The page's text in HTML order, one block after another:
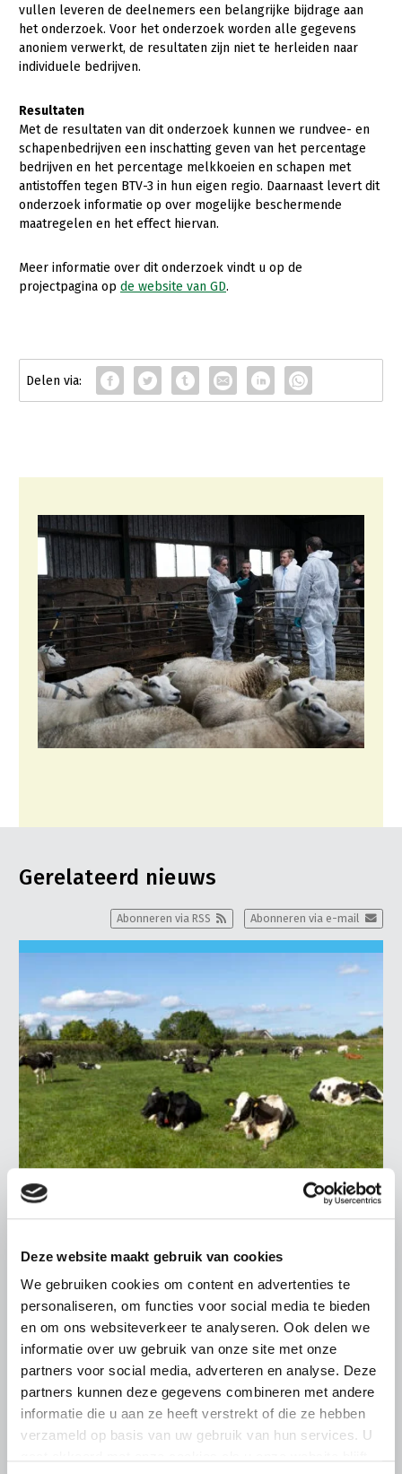
Deze website maakt gebruik van cookies
We gebruiken cookies om content en advertenties te
personaliseren, om functies voor social media te bieden
en om ons websiteverkeer te analyseren. Ook delen we
informatie over uw gebruik van onze site met onze
partners voor social media, adverteren en analyse. Deze
partners kunnen deze gegevens combineren met andere
informatie die u aan ze heeft verstrekt of die ze hebben
verzameld op basis van uw gebruik van hun services. U
vullen leveren de deelnemers een belangrijke bijdrage aan
het onderzoek. Voor het onderzoek worden alle gegevens
anoniem verwerkt, de resultaten zijn niet te herleiden naar
individuele bedrijven.
Resultaten
Met de resultaten van dit onderzoek kunnen we rundvee- en
schapenbedrijven een inschatting geven van het percentage
bedrijven en het percentage melkkoeien en schapen met
antistoffen tegen BTV-3 in hun eigen regio. Daarnaast levert dit
onderzoek informatie op over mogelijke beschermende
maatregelen en het effect hiervan.
Meer informatie over dit onderzoek vindt u op de
projectpagina op de website van GD.
Gerelateerd nieuws
Abonneren via e-mail
Abonneren via RSS
8 JULI 2026
EU wil toekomstperspectief voor de
veehouderij, uitwerking nu cruciaal
De Europese Commissie heeft haar langverwachte EU-
strategie voor de veehouderij gepubliceerd. In deze
strategie erkent de Commissie nadrukkelijk het belang
van de veehouderij voor…